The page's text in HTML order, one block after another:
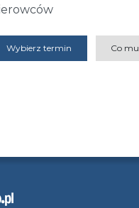
Wybierz termin Co